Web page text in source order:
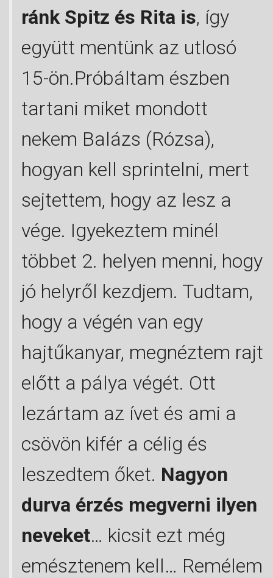
ránk Spitz és Rita is, így
együtt mentünk az utlosó
15-ön.Próbáltam észben
tartani miket mondott
nekem Balázs (Rózsa),
hogyan kell sprintelni, mert
sejtettem, hogy az lesz a
vége. Igyekeztem minél
többet 2. helyen menni, hogy
jó helyről kezdjem. Tudtam,
hogy a végén van egy
hajtűkanyar, megnéztem rajt
előtt a pálya végét. Ott
lezártam az ívet és ami a
csövön kifér a célig és
leszedtem őket. Nagyon
durva érzés megverni ilyen
neveket… kicsit ezt még
emésztenem kell… Remélem